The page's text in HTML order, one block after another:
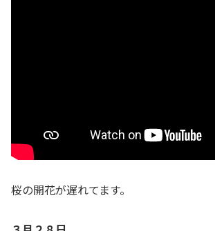
桜の開花が遅れてます。